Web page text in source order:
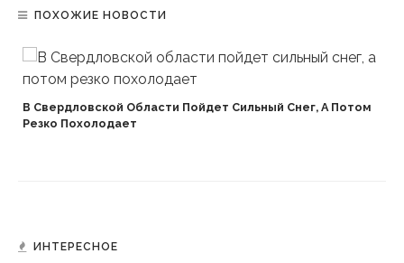
ПОХОЖИЕ НОВОСТИ
В Свердловской Области Пойдет Сильный Снег, А Потом
Резко Похолодает
ИНТЕРЕСНОЕ